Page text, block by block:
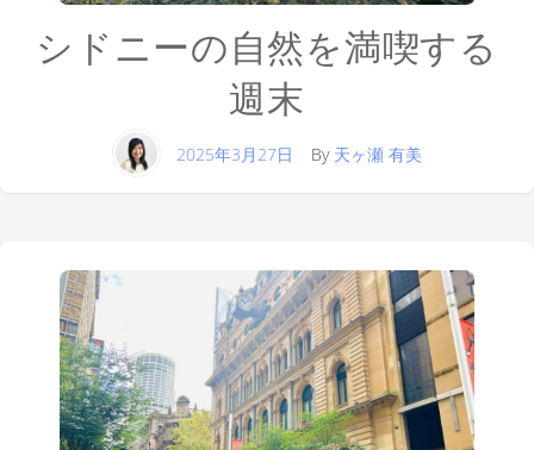
シドニーの自然を満喫する
週末
2025年3月27日 By 天ヶ瀬 有美